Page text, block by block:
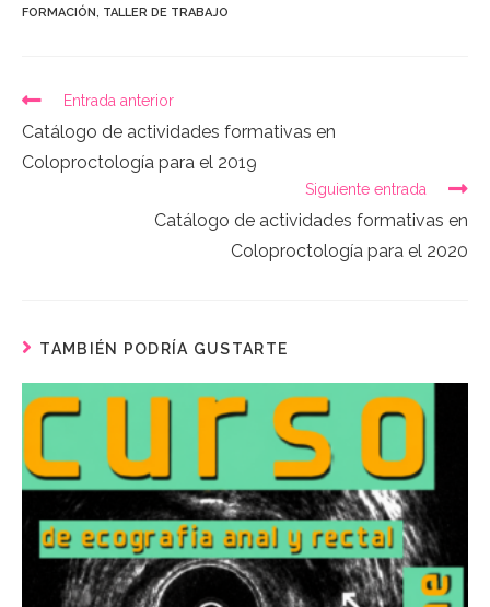
FORMACIÓN, TALLER DE TRABAJO
Entrada anterior
Catálogo de actividades formativas en
Coloproctología para el 2019
Siguiente entrada
Catálogo de actividades formativas en
Coloproctología para el 2020
TAMBIÉN PODRÍA GUSTARTE